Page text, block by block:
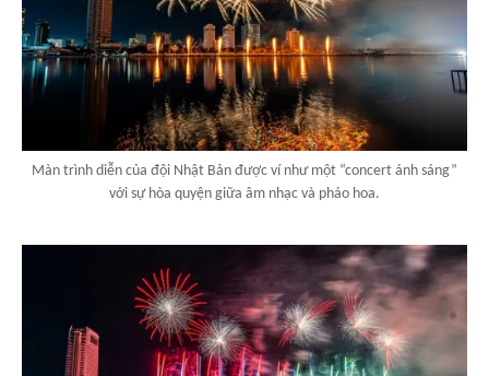
Màn trình diễn của đội Nhật Bản được ví như một “concert ánh sáng”
với sự hòa quyện giữa âm nhạc và pháo hoa.